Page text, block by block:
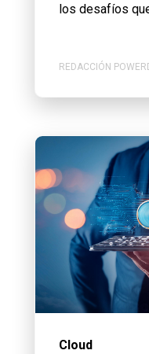
los desafíos
REDACCIÓN
Cloud